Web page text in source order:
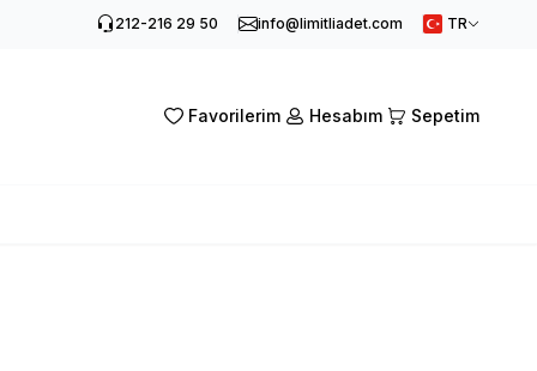
212-216 29 50 info@limitliadet.com TR
Favorilerim Hesabım Sepetim